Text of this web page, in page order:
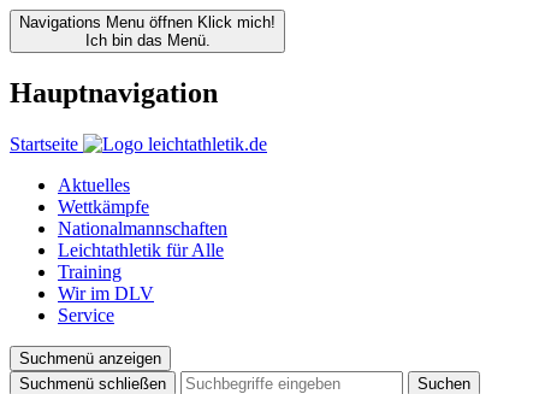
Navigations Menu öffnen Klick mich!
Ich bin das Menü.
Hauptnavigation
Startseite
Aktuelles
Wettkämpfe
Nationalmannschaften
Leichtathletik für Alle
Training
Wir im DLV
Service
Suchmenü anzeigen
Suchmenü schließen
Suchen